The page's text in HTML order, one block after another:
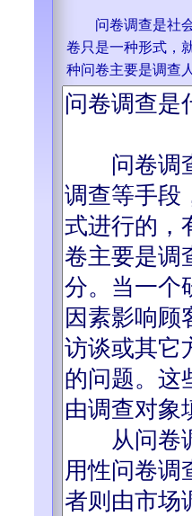
问卷调查是社会
卷只是一种形式，
种问卷主要是调查